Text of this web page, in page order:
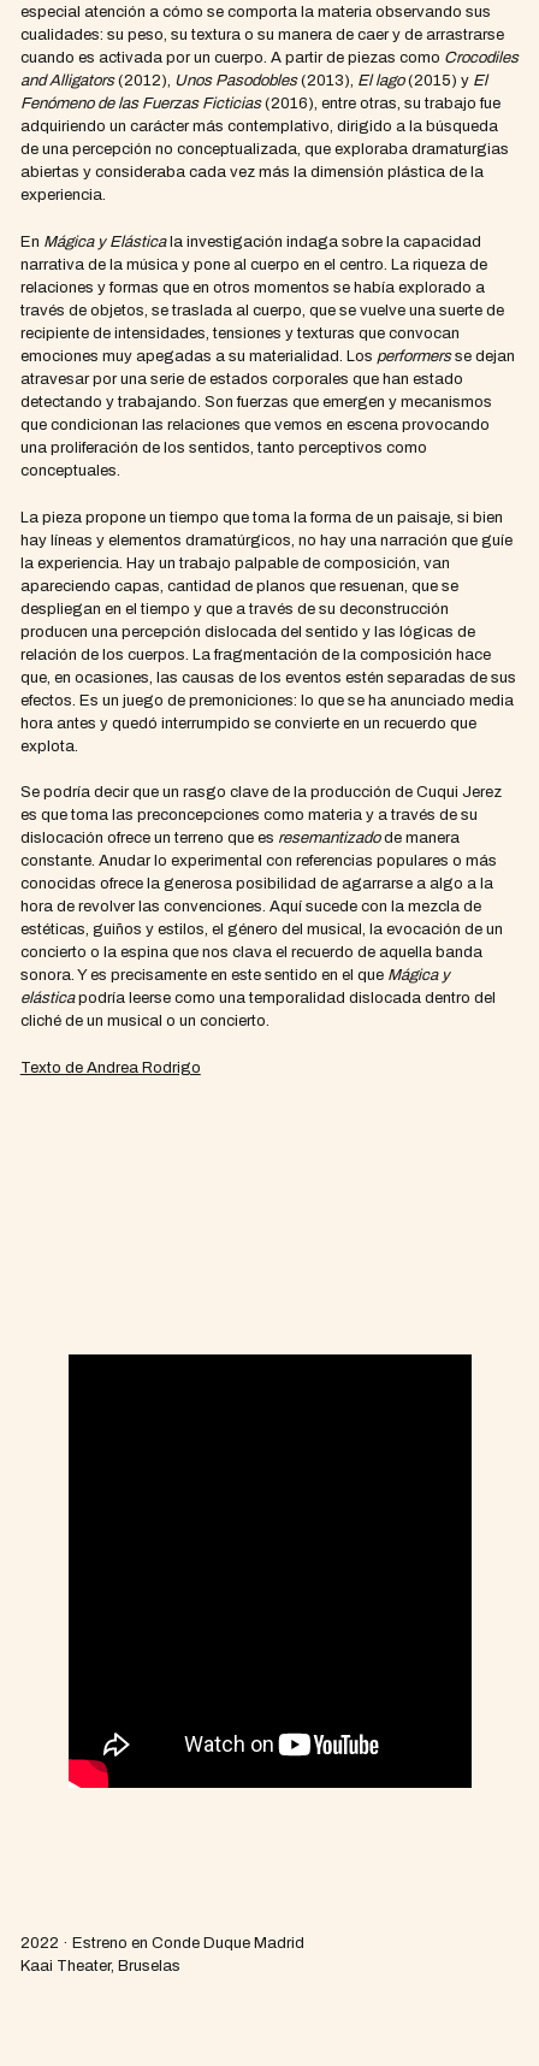
especial atención a cómo se comporta la materia observando sus
cualidades: su peso, su textura o su manera de caer y de arrastrarse
cuando es activada por un cuerpo. A partir de piezas como Crocodiles
and Alligators(2012), Unos Pasodobles(2013), El lago(2015) y El
Fenómeno de las Fuerzas Ficticias(2016), entre otras, su trabajo fue
adquiriendo un carácter más contemplativo, dirigido a la búsqueda
de una percepción no conceptualizada, que exploraba dramaturgias
abiertas y consideraba cada vez más la dimensión plástica de la
experiencia.
En Mágica y Elásticala investigación indaga sobre la capacidad
narrativa de la música y pone al cuerpo en el centro. La riqueza de
relaciones y formas que en otros momentos se había explorado a
través de objetos, se traslada al cuerpo, que se vuelve una suerte de
recipiente de intensidades, tensiones y texturas que convocan
emociones muy apegadas a su materialidad. Los performersse dejan
atravesar por una serie de estados corporales que han estado
detectando y trabajando. Son fuerzas que emergen y mecanismos
que condicionan las relaciones que vemos en escena provocando
una proliferación de los sentidos, tanto perceptivos como
conceptuales.
La pieza propone un tiempo que toma la forma de un paisaje, si bien
hay líneas y elementos dramatúrgicos, no hay una narración que guíe
la experiencia. Hay un trabajo palpable de composición, van
apareciendo capas, cantidad de planos que resuenan, que se
despliegan en el tiempo y que a través de su deconstrucción
producen una percepción dislocada del sentido y las lógicas de
relación de los cuerpos. La fragmentación de la composición hace
que, en ocasiones, las causas de los eventos estén separadas de sus
efectos. Es un juego de premoniciones: lo que se ha anunciado media
hora antes y quedó interrumpido se convierte en un recuerdo que
explota.
Se podría decir que un rasgo clave de la producción de Cuqui Jerez
es que toma las preconcepciones como materia y a través de su
dislocación ofrece un terreno que es resemantizadode manera
constante. Anudar lo experimental con referencias populares o más
conocidas ofrece la generosa posibilidad de agarrarse a algo a la
hora de revolver las convenciones. Aquí sucede con la mezcla de
estéticas, guiños y estilos, el género del musical, la evocación de un
concierto o la espina que nos clava el recuerdo de aquella banda
sonora. Y es precisamente en este sentido en el que Mágica y
elásticapodría leerse como una temporalidad dislocada dentro del
cliché de un musical o un concierto.
Texto de Andrea Rodrigo
2022 · Estreno en Conde Duque Madrid
Kaai Theater, Bruselas